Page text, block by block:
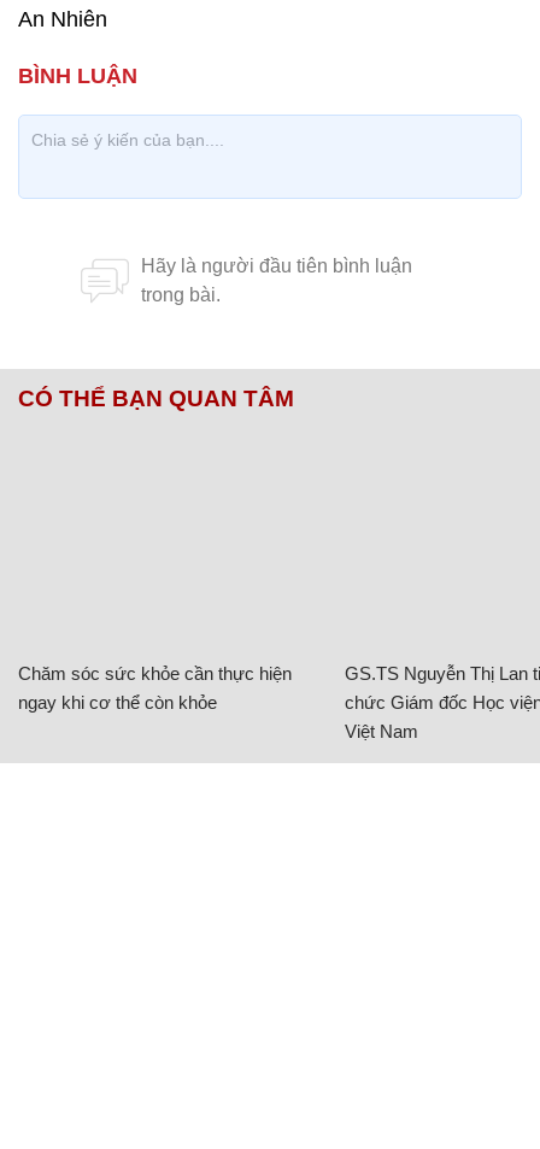
An Nhiên
CÓ THỂ BẠN QUAN TÂM
Chăm sóc sức khỏe cần thực hiện
ngay khi cơ thể còn khỏe
GS.TS Nguyễn Thị Lan
chức Giám đốc Học
Việt Nam